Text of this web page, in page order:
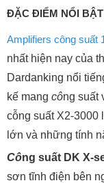
ĐẶC ĐIỂM NỔI
Amplifiers công suất
nhất hiện nay của
Dardanking nổi
kế mang công suất
cỗng suất X2-3000
lớn và những tính
Công suất DK X-
sơn tĩnh điện bên